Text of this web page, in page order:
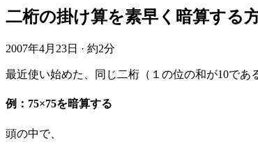
二桁の掛け算を素早く暗算する
2007年4月23日 · 約2分
最近使い始めた、同じ二桁（１の位の和が10であ
例：75×75を暗算する
頭の中で、